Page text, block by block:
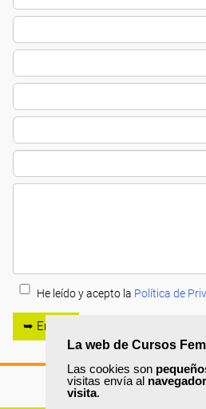
La web de Cursos
Las cookies son
visitas envía al navegador
visita.
He leído y acepto la Política de
➥ Enviar